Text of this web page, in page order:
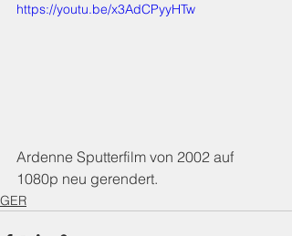
https://youtu.be/x3AdCPyyHTw
Ardenne Sputterfilm von 2002 auf
1080p neu gerendert.
GER